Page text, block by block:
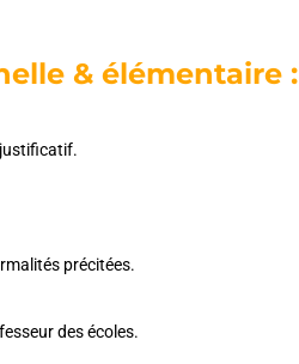
& élémentaire :
justificatif.
précitées.
des écoles.